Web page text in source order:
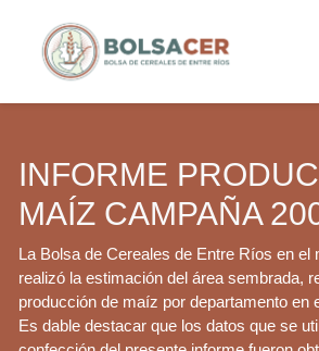
INFORME
MAÍZ CAMPAÑA
La Bolsa de Cereales de Entre Ríos en el
realizó la estimación del área sembrada,
producción de maíz por departamento en
Es dable destacar que los datos que se